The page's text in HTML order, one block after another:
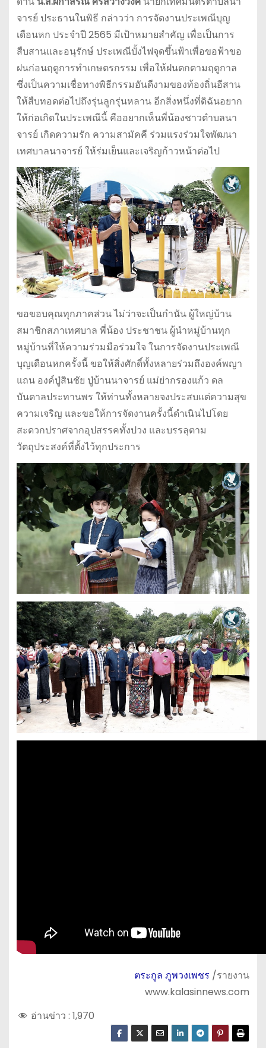
จารย์ ประธานในพิธี กล่าวว่า การจัดงานประเพณีบุญ
เดือนหก ประจำปี 2565 มีเป้าหมายสำคัญ เพื่อเป็นการ
สืบสานและอนุรักษ์ ประเพณีบั้งไฟจุดขึ้นฟ้าเพื่อขอฟ้าขอ
ฝนก่อนฤดูการทำเกษตรกรรม เพื่อให้ฝนตกตามฤดูกาล
ซึ่งเป็นความเชื่อทางพิธีกรรมอันดีงามของท้องถิ่นอีสาน
ให้สืบทอดต่อไปถึงรุ่นลูกรุ่นหลาน อีกสิ่งหนึ่งที่ดิฉันอยาก
ให้ก่อเกิดในประเพณีนี้ คืออยากเห็นพี่น้องชาวตำบลนา
จารย์ เกิดความรัก ความสามัคคี ร่วมแรงร่วมใจพัฒนา
เทศบาลนาจารย์ ให้ร่มเย็นและเจริญก้าวหน้าต่อไป
ขอขอบคุณทุกภาคส่วน ไม่ว่าจะเป็นกำนัน ผู้ใหญ่บ้าน
สมาชิกสภาเทศบาล พี่น้อง ประชาชน ผู้นำหมู่บ้านทุก
หมู่บ้านที่ให้ความร่วมมือร่วมใจ ในการจัดงานประเพณี
บุญเดือนหกครั้งนี้ ขอให้สิ่งศักดิ์ทั้งหลายร่วมถึงองค์พญา
แถน องค์ปู่สินชัย ปู่บ้านนาจารย์ แม่ย่ากรองแก้ว ดล
บันดาลประทานพร ให้ท่านทั้งหลายจงประสบแต่ความสุข
ความเจริญ และขอให้การจัดงานครั้งนี้ดำเนินไปโดย
สะดวกปราศจากอุปสรรคทั้งปวง และบรรลุตาม
วัตถุประสงค์ที่ตั้งไว้ทุกประการ
ตระกูล ภูพวงเพชร /รายงาน
www.kalasinnews.com
อ่านข่าว : 1,970